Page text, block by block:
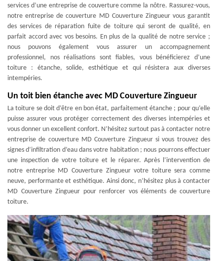
services d’une entreprise de couverture comme la nôtre. Rassurez-vous,
notre entreprise de couverture MD Couverture Zingueur vous garantit
des services de réparation fuite de toiture qui seront de qualité, en
parfait accord avec vos besoins. En plus de la qualité de notre service ;
nous pouvons également vous assurer un accompagnement
professionnel, nos réalisations sont fiables, vous bénéficierez d’une
toiture : étanche, solide, esthétique et qui résistera aux diverses
intempéries.
Un toit bien étanche avec MD Couverture Zingueur
La toiture se doit d’être en bon état, parfaitement étanche ; pour qu’elle
puisse assurer vous protéger correctement des diverses intempéries et
vous donner un excellent confort. N’hésitez surtout pas à contacter notre
entreprise de couverture MD Couverture Zingueur si vous trouvez des
signes d’infiltration d’eau dans votre habitation ; nous pourrons effectuer
une inspection de votre toiture et le réparer. Après l’intervention de
notre entreprise MD Couverture Zingueur votre toiture sera comme
neuve, performante et esthétique. Ainsi donc, n’hésitez plus à contacter
MD Couverture Zingueur pour renforcer vos éléments de couverture
toiture.